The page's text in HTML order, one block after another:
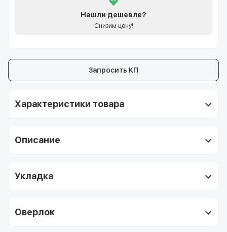
Нашли дешевле?
Снизим цену!
Запросить КП
Характеристики товара
Описание
Укладка
Оверлок